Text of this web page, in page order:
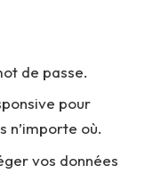
de passe.
pour
n’importe où.
vos données